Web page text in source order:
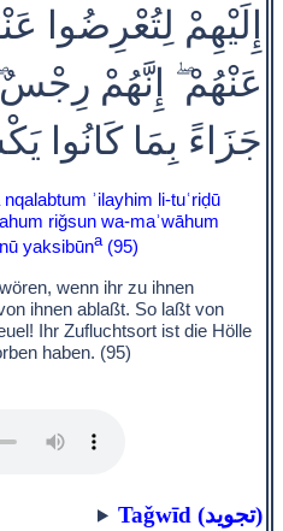
إِلَيْهِمْ لِتُعْرِضُوا
عَنْهُمْ ۖ إِنَّهُمْ رِجْسٌ
جَزَاءً بِمَا كَانُوا
ʾilayhim li-tuʿriḍū
riǧsun wa-maʾwāhum
yaksibūna(95)
wenn ihr zu ihnen
ihnen ablaßt. So laßt von
Ihr Zufluchtsort ist die Hölle
haben. (95)
Taǧwīd (تجويد)